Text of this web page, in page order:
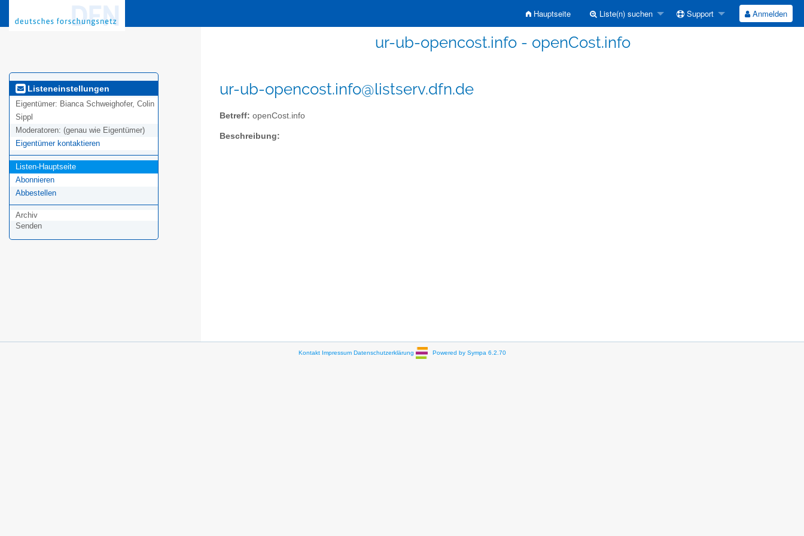
Hauptseite Liste(n) suchen Support Anmelden
ur-ub-opencost.info - openCost.info
Listeneinstellungen
Eigentümer: Bianca Schweighofer, Colin
Sippl
Moderatoren: (genau wie Eigentümer)
Eigentümer kontaktieren
Listen-Hauptseite
Abonnieren
Abbestellen
Archiv
Senden
ur-ub-opencost.info@listserv.dfn.de
Betreff: openCost.info
Beschreibung:
Kontakt Impressum Datenschutzerklärung Powered by Sympa 6.2.70